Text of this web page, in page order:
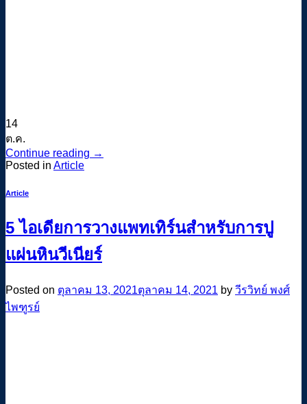
14
ต.ค.
Continue reading →
Posted in Article
Article
5 ไอเดียการวางแพทเทิร์นสำหรับการปู
แผ่นหินวีเนียร์
Posted on ตุลาคม 13, 2021ตุลาคม 14, 2021 by วีรวิทย์ พงศ์
ไพฑูรย์